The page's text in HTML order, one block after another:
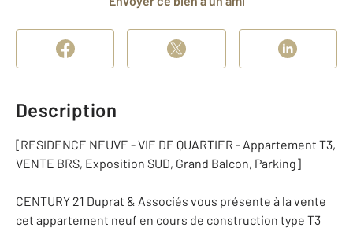
Description
[RESIDENCE NEUVE - VIE DE QUARTIER - Appartement T3,
VENTE BRS, Exposition SUD, Grand Balcon, Parking]
CENTURY 21 Duprat & Associés vous présente à la vente
cet appartement neuf en cours de construction type T3